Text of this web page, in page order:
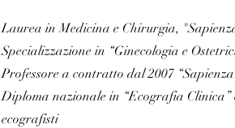
Laurea in Medicina e Chirurgia,
Specializzazione in “Ginecologia e
Professore a contratto dal 2007
Diploma nazionale in “Ecografia Clinica”
ecografisti